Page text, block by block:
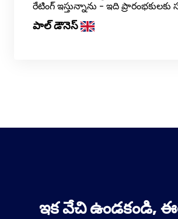
రేటింగ్ ఇస్తున్నాను - ఇది ప్రారంభకులకు
పాల్ డౌనెస్
ఇక వేచి ఉండకండి,